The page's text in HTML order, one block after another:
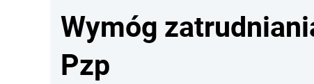
Wymóg
Pzp